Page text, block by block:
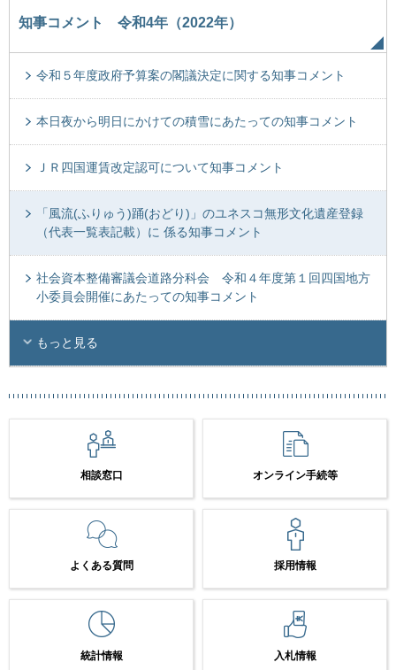
知事コメント 令和4年（2022年）
令和５年度政府予算案の閣議決定に関する知事コメント
本日夜から明日にかけての積雪にあたっての知事コメント
ＪＲ四国運賃改定認可について知事コメント
「風流(ふりゅう)踊(おどり)」のユネスコ無形文化遺産登録
（代表一覧表記載）に 係る知事コメント
社会資本整備審議会道路分科会 令和４年度第１回四国地方
小委員会開催にあたっての知事コメント
もっと見る
相談窓口 オンライン手続等
よくある質問 採用情報
統計情報 入札情報